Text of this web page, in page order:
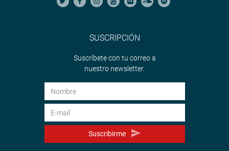
SUSCRIPCIÓN
Suscríbete con tu correo a
nuestro newsletter.
Suscribirme